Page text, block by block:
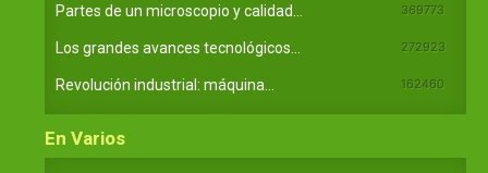
Partes de un microscopio y calidad... 369773
Los grandes avances tecnológicos... 272923
Revolución industrial: máquina... 162460
En Varios